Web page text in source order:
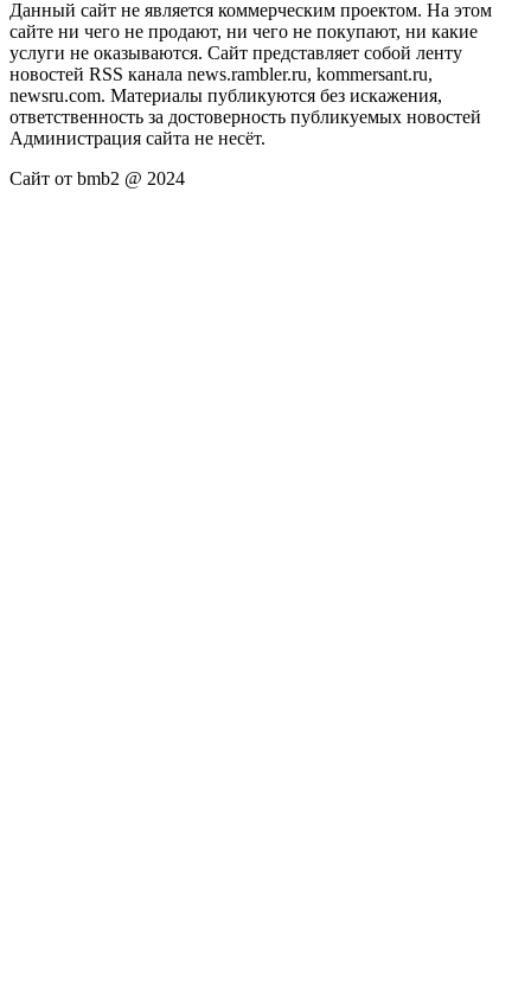
Данный сайт не является коммерческим проектом. На этом
сайте ни чего не продают, ни чего не покупают, ни какие
услуги не оказываются. Сайт представляет собой ленту
новостей RSS канала news.rambler.ru, kommersant.ru,
newsru.com. Материалы публикуются без искажения,
ответственность за достоверность публикуемых новостей
Администрация сайта не несёт.
Сайт от bmb2 @ 2024